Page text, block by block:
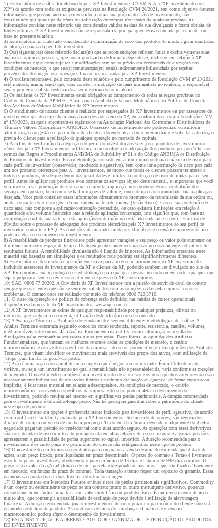
1) Este relatório de análise foi elaborado pela XP Investimentos CCTVM S.A. (“XP Investimentos ou
XP”) de acordo com todas as exigências previstas na Resolução CVM 20/2021, tem como objetivo fornecer
informações que possam auxiliar o investidor a tomar sua própria decisão de investimento, não
constituindo qualquer tipo de oferta ou solicitação de compra e/ou venda de qualquer produto. As
informações contidas neste relatório são consideradas válidas na data de sua divulgação e foram obtidas de
fontes públicas. A XP Investimentos não se responsabiliza por qualquer decisão tomada pelo cliente com
base no presente relatório.
2) Este relatório foi elaborado considerando a classificação de risco dos produtos de modo a gerar resultados
de alocação para cada perfil de investidor.
3) O(s) signatário(s) deste relatório declara(m) que as recomendações refletem única e exclusivamente suas
análises e opiniões pessoais, que foram produzidas de forma independente, inclusive em relação à XP
Investimentos e que estão sujeitas a modificações sem aviso prévio em decorrência de alterações nas
condições de mercado, e que sua(s) remuneração(es) é(são) indiretamente influenciada por receitas
provenientes dos negócios e operações financeiras realizadas pela XP Investimentos.
4) O analista responsável pelo conteúdo deste relatório e pelo cumprimento da Resolução CVM nº 20/2021
está indicado acima, sendo que, caso constem a indicação de mais um analista no relatório, o responsável
será o primeiro analista credenciado a ser mencionado no relatório.
5) Os analistas da XP Investimentos estão obrigados ao cumprimento de todas as regras previstas no
Código de Conduta da APIMEC Brasil para o Analista de Valores Mobiliários e na Política de Conduta
dos Analistas de Valores Mobiliários da XP Investimentos.
6) O atendimento de nossos clientes é realizado por empregados da XP Investimentos ou por assessores de
investimento que desempenham suas atividades por meio da XP, em conformidade com a Resolução CVM
nº 178/2023, os quais encontram-se registrados na Associação Nacional das Corretoras e Distribuidoras de
Títulos e Valores Mobiliários – ANCORD. O assessor de investimento não pode realizar consultoria,
administração ou gestão de patrimônio de clientes, devendo atuar como intermediário e solicitar autorização
prévia do cliente para a realização de qualquer operação no mercado de capitais.
7) Para fins de verificação da adequação do perfil do investidor aos serviços e produtos de investimento
oferecidos pela XP Investimentos, utilizamos a metodologia de adequação dos produtos por portfólio, nos
termos das Regras e Procedimentos ANBIMA de Suitability nº 01 e do Código ANBIMA de Distribuição
de Produtos de Investimento. Essa metodologia consiste em atribuir uma pontuação máxima de risco para
cada perfil de investidor (conservador, moderado e agressivo), bem como uma pontuação de risco para cada
um dos produtos oferecidos pela XP Investimentos, de modo que todos os clientes possam ter acesso a
todos os produtos, desde que dentro das quantidades e limites da pontuação de risco definidas para o seu
perfil. Antes de aplicar nos produtos e/ou contratar os serviços objeto deste material, é importante que você
verifique se a sua pontuação de risco atual comporta a aplicação nos produtos e/ou a contratação dos
serviços em questão, bem como se há limitações de volume, concentração e/ou quantidade para a aplicação
desejada. Você pode consultar essas informações diretamente no momento da transmissão da sua ordem ou,
ainda, consultando o risco geral da sua carteira na tela de carteira (Visão Risco). Caso a sua pontuação de
risco atual não comporte a aplicação/contratação pretendida, ou caso existam limitações em relação à
quantidade e/ou volume financeiro para a referida aplicação/contratação, isto significa que, com base na
composição atual da sua carteira, esta aplicação/contratação não está adequada ao seu perfil. Em caso de
dúvidas sobre o processo de adequação dos produtos oferecidos pela XP Investimentos ao seu perfil de
investidor, consulte o FAQ. As condições de mercado, mudanças climáticas e o cenário macroeconômico
podem afetar o desempenho do investimento.
8) A rentabilidade de produtos financeiros pode apresentar variações e seu preço ou valor pode aumentar ou
diminuir num curto espaço de tempo. Os desempenhos anteriores não são necessariamente indicativos de
resultados futuros. A rentabilidade divulgada não é líquida de impostos. As informações presentes neste
material são baseadas em simulações e os resultados reais poderão ser significativamente diferentes.
9) Este relatório é destinado à circulação exclusiva para a rede de relacionamento da XP Investimentos,
incluindo assessores de investimentos da XP e clientes da XP, podendo também ser divulgado no site da
XP. Fica proibida sua reprodução ou redistribuição para qualquer pessoa, no todo ou em parte, qualquer que
seja o propósito, sem o prévio consentimento expresso da XP Investimentos.
10) SAC. 0800 77 20202. A Ouvidoria da XP Investimentos tem a missão de servir de canal de contato
sempre que os clientes que não se sentirem satisfeitos com as soluções dadas pela empresa aos seus
problemas. O contato pode ser realizado por meio do telefone: 0800 722 3710.
11) O custo da operação e a política de cobrança estão definidos nas tabelas de custos operacionais
disponibilizadas no site da XP Investimentos: www.xpi.com.br.
12) A XP Investimentos se exime de qualquer responsabilidade por quaisquer prejuízos, diretos ou
indiretos, que venham a decorrer da utilização deste relatório ou seu conteúdo.
13) A Avaliação Técnica e a Avaliação de Fundamentos seguem diferentes metodologias de análise. A
Análise Técnica é executada seguindo conceitos como tendência, suporte, resistência, candles, volumes,
médias móveis entre outros. Já a Análise Fundamentalista utiliza como informação os resultados
divulgados pelas companhias emissoras e suas projeções. Desta forma, as opiniões dos Analistas
Fundamentalistas, que buscam os melhores retornos dadas as condições de mercado, o cenário
macroeconômico e os eventos específicos da empresa e do setor, podem divergir das opiniões dos Analistas
Técnicos, que visam identificar os movimentos mais prováveis dos preços dos ativos, com utilização de
“stops” para limitar as possíveis perdas.
14) Ação é uma fração do capital de uma empresa que é negociada no mercado. É um título de renda
variável, ou seja, um investimento no qual a rentabilidade não é preestabelecida, varia conforme as cotações
de mercado. O investimento em ações é um investimento de alto risco e os desempenhos anteriores não são
necessariamente indicativos de resultados futuros e nenhuma declaração ou garantia, de forma expressa ou
implícita, é feita neste material em relação a desempenhos. As condições de mercado, o cenário
macroeconômico, os eventos específicos da empresa e do setor podem afetar o desempenho do
investimento, podendo resultar até mesmo em significativas perdas patrimoniais. A duração recomendada
para o investimento é de médio-longo prazo. Não há quaisquer garantias sobre o patrimônio do cliente
neste tipo de produto.
15) O investimento em opções é preferencialmente indicado para investidores de perfil agressivo, de acordo
com a política de suitability praticada pela XP Investimentos. No mercado de opções, são negociados
direitos de compra ou venda de um bem por preço fixado em data futura, devendo o adquirente do direito
negociado pagar um prêmio ao vendedor tal como num acordo seguro. As operações com esses derivativos
são consideradas de risco muito alto por apresentarem altas relações de risco e retorno e algumas posições
apresentarem a possibilidade de perdas superiores ao capital investido. A duração recomendada para o
investimento é de curto prazo e o patrimônio do cliente não está garantido neste tipo de produto.
16) O investimento em termos são contratos para compra ou a venda de uma determinada quantidade de
ações, a um preço fixado, para liquidação em prazo determinado. O prazo do contrato a Termo é livremente
escolhido pelos investidores, obedecendo o prazo mínimo de 16 dias e máximo de 999 dias corridos. O
preço será o valor da ação adicionado de uma parcela correspondente aos juros – que são fixados livremente
em mercado, em função do prazo do contrato. Toda transação a termo requer um depósito de garantia. Essas
garantias são prestadas em duas formas: cobertura ou margem.
17) O investimento em Mercados Futuros embute riscos de perdas patrimoniais significativos. Commodity
é um objeto ou determinante de preço de um contrato futuro ou outro instrumento derivativo, podendo
consubstanciar um índice, uma taxa, um valor mobiliário ou produto físico. É um investimento de risco
muito alto, que contempla a possibilidade de oscilação de preço devido à utilização de alavancagem
financeira. A duração recomendada para o investimento é de curto prazo e o patrimônio do cliente não está
garantido neste tipo de produto. As condições de mercado, mudanças climáticas e o cenário
macroeconômico podem afetar o desempenho do investimento.
18) ESTA INSTITUIÇÃO É ADERENTE AO CÓDIGO ANBIMA DE DISTRIBUIÇÃO DE PRODUTOS
DE INVESTIMENTO.